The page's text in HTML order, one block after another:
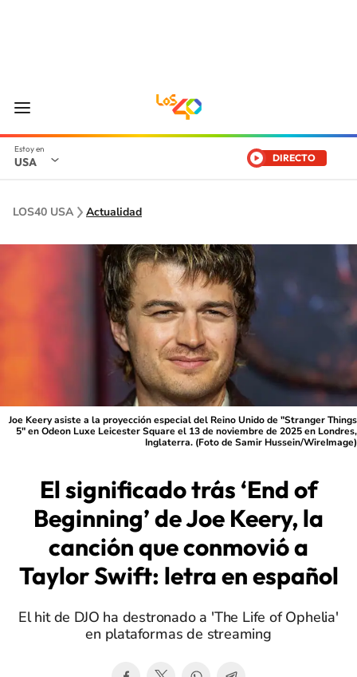
USA DIRECTO
LOS40 USA Actualidad
Joe Keery asiste a la proyección especial del Reino Unido de "Stranger Things
5" en Odeon Luxe Leicester Square el 13 de noviembre de 2025 en Londres,
Inglaterra. (Foto de Samir Hussein/WireImage)
El significado trás ‘End of
Beginning’ de Joe Keery, la
canción que conmovió a
Taylor Swift: letra en español
El hit de DJO ha destronado a 'The Life of Ophelia'
en plataformas de streaming